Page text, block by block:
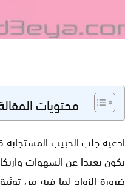
محتويات
ادعية جلب الحبيب المستجابة
يكون بعيدا عن الشهوات
ضرورة الزواج لما فيه من